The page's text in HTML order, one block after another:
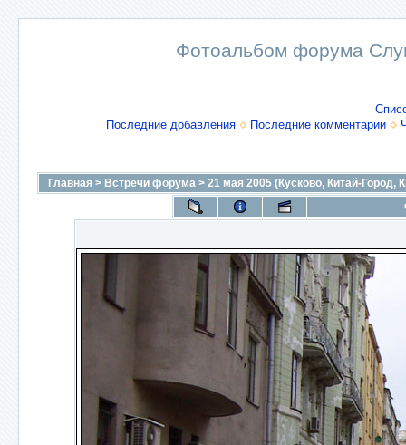
Фотоальбом форума
Последние добавления
Последние комментарии
Главная > Встречи форума > 21 мая 2005 (Кусково, Китай-Город,